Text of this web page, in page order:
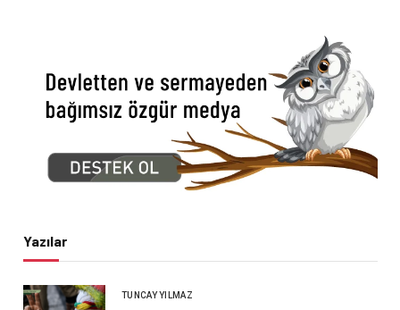
Yazılar
TUNCAY YILMAZ